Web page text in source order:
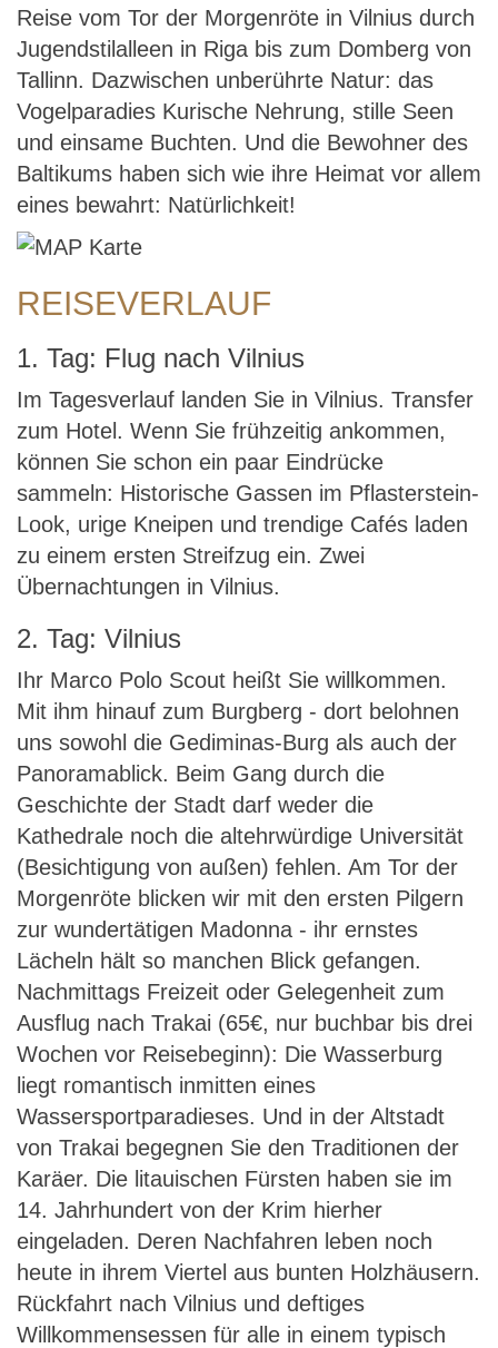
Reise vom Tor der Morgenröte in Vilnius durch
Jugendstilalleen in Riga bis zum Domberg von
Tallinn. Dazwischen unberührte Natur: das
Vogelparadies Kurische Nehrung, stille Seen
und einsame Buchten. Und die Bewohner des
Baltikums haben sich wie ihre Heimat vor allem
eines bewahrt: Natürlichkeit!
REISEVERLAUF
1. Tag: Flug nach Vilnius
Im Tagesverlauf landen Sie in Vilnius. Transfer
zum Hotel. Wenn Sie frühzeitig ankommen,
können Sie schon ein paar Eindrücke
sammeln: Historische Gassen im Pflasterstein-
Look, urige Kneipen und trendige Cafés laden
zu einem ersten Streifzug ein. Zwei
Übernachtungen in Vilnius.
2. Tag: Vilnius
Ihr Marco Polo Scout heißt Sie willkommen.
Mit ihm hinauf zum Burgberg - dort belohnen
uns sowohl die Gediminas-Burg als auch der
Panoramablick. Beim Gang durch die
Geschichte der Stadt darf weder die
Kathedrale noch die altehrwürdige Universität
(Besichtigung von außen) fehlen. Am Tor der
Morgenröte blicken wir mit den ersten Pilgern
zur wundertätigen Madonna - ihr ernstes
Lächeln hält so manchen Blick gefangen.
Nachmittags Freizeit oder Gelegenheit zum
Ausflug nach Trakai (65€, nur buchbar bis drei
Wochen vor Reisebeginn): Die Wasserburg
liegt romantisch inmitten eines
Wassersportparadieses. Und in der Altstadt
von Trakai begegnen Sie den Traditionen der
Karäer. Die litauischen Fürsten haben sie im
14. Jahrhundert von der Krim hierher
eingeladen. Deren Nachfahren leben noch
heute in ihrem Viertel aus bunten Holzhäusern.
Rückfahrt nach Vilnius und deftiges
Willkommensessen für alle in einem typisch